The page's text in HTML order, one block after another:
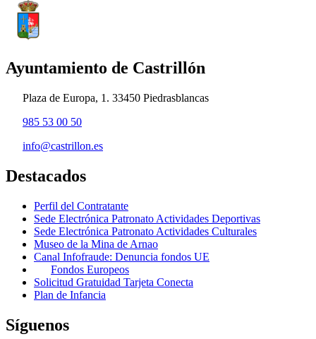
Ayuntamiento de Castrillón
Plaza de Europa, 1. 33450 Piedrasblancas
985 53 00 50
info@castrillon.es
Destacados
Perfil del Contratante
Sede Electrónica Patronato Actividades Deportivas
Sede Electrónica Patronato Actividades Culturales
Museo de la Mina de Arnao
Canal Infofraude: Denuncia fondos UE
Fondos Europeos
Solicitud Gratuidad Tarjeta Conecta
Plan de Infancia
Síguenos